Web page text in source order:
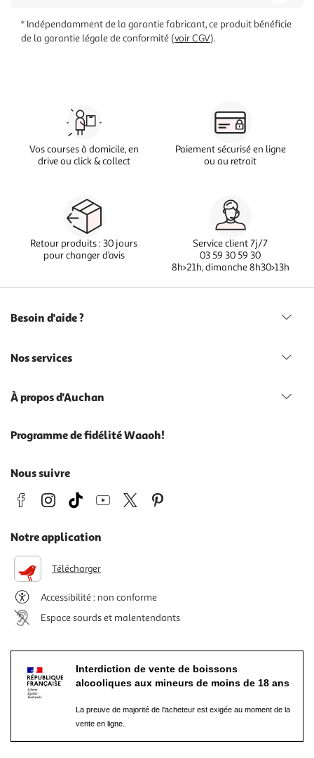
* Indépendamment de la garantie fabricant, ce produit bénéficie
de la garantie légale de conformité (voir CGV).
Vos courses à domicile, en
drive ou click & collect
Paiement sécurisé en ligne
ou au retrait
Retour produits : 30 jours
pour changer d’avis
Service client 7j/7
03 59 30 59 30
8h>21h, dimanche 8h30>13h
Besoin d'aide ?
Nos services
À propos d'Auchan
Programme de fidélité Waaoh!
Nous suivre
Notre application
Télécharger
Accessibilité : non conforme
Espace sourds et malentendants
Interdiction de vente de boissons
alcooliques aux mineurs de moins de 18 ans
La preuve de majorité de l'acheteur est exigée au moment de la
vente en ligne.